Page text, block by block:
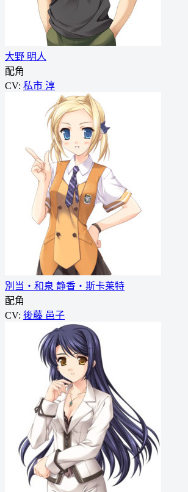
大野 明人
配角
CV: 私市 淳
別当・和泉 静香・斯卡莱特
配角
CV: 後藤 邑子